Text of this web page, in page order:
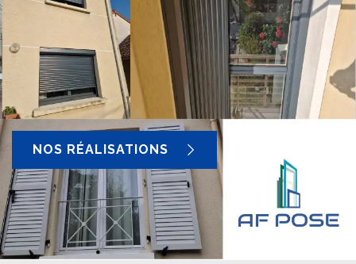
NOS RÉALISATIONS